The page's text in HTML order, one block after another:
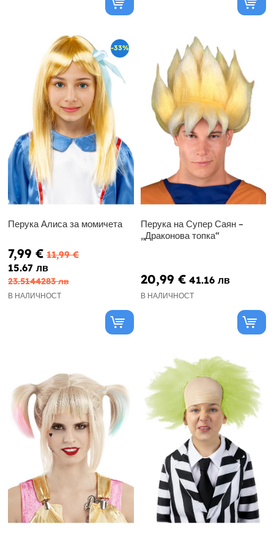
-33%
Перука Алиса за момичета
7,99 € 11,99 €
15.67 лв
23.5144283 лв
В НАЛИЧНОСТ
Перука на Супер Саян –
„Драконова топка“
20,99 € 41.16 лв
В НАЛИЧНОСТ